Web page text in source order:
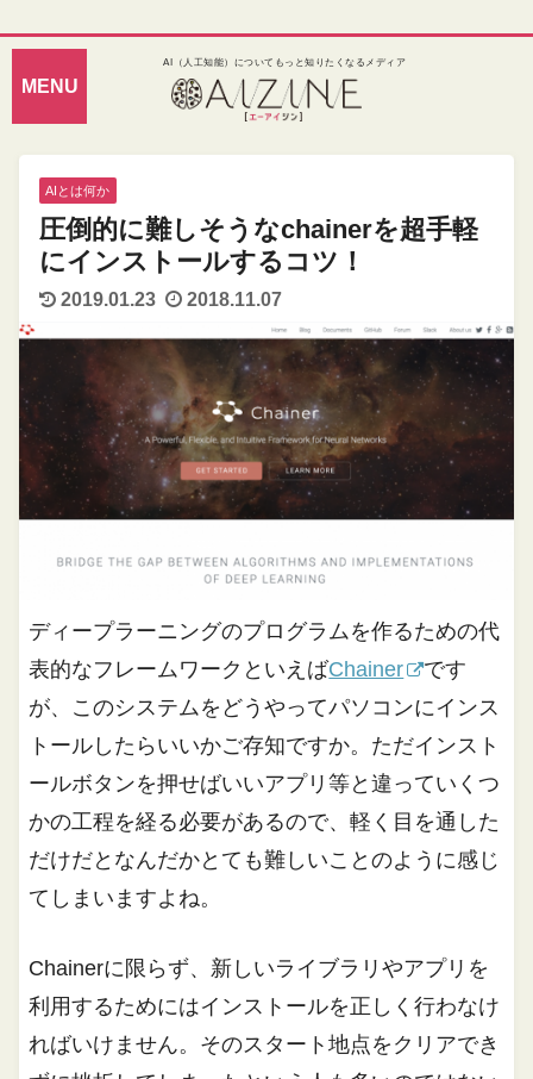
AI（人工知能）についてもっと知りたくなるメディア
AIとは何か
圧倒的に難しそうなchainerを超手軽
にインストールするコツ！
2019.01.23 2018.11.07
ディープラーニングのプログラムを作るための代
表的なフレームワークといえばChainer
です
が、このシステムをどうやってパソコンにインス
トールしたらいいかご存知ですか。ただインスト
ールボタンを押せばいいアプリ等と違っていくつ
かの工程を経る必要があるので、軽く目を通した
だけだとなんだかとても難しいことのように感じ
てしまいますよね。
Chainerに限らず、新しいライブラリやアプリを
利用するためにはインストールを正しく行わなけ
ればいけません。そのスタート地点をクリアでき